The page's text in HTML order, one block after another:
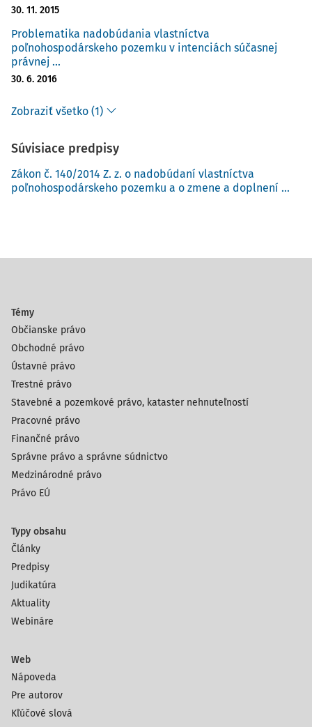
30. 11. 2015
Problematika nadobúdania vlastníctva
poľnohospodárskeho pozemku v intenciách súčasnej
právnej ...
30. 6. 2016
Zobraziť všetko (1)
Súvisiace predpisy
Zákon č. 140/2014 Z. z. o nadobúdaní vlastníctva
poľnohospodárskeho pozemku a o zmene a doplnení ...
Témy
Občianske právo
Obchodné právo
Ústavné právo
Trestné právo
Stavebné a pozemkové právo, kataster nehnuteľností
Pracovné právo
Finančné právo
Správne právo a správne súdnictvo
Medzinárodné právo
Právo EÚ
Typy obsahu
Články
Predpisy
Judikatúra
Aktuality
Webináre
Web
Nápoveda
Pre autorov
Kľúčové slová